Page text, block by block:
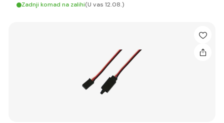
Zadnji komad na zalihi(U vas 12.08.)